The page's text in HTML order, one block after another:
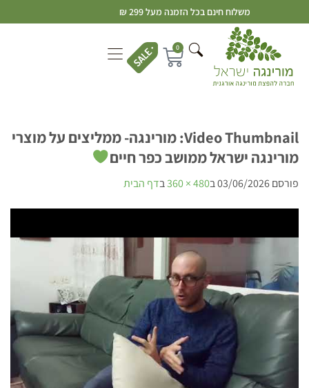
משלוח חינם בכל הזמנה מעל 299 ₪
0
Video Thumbnail: מורינגה- ממליצים על מוצרי
מורינגה ישראל ממושב כפר חיים
פורסם03/06/2026ב480 × 360 בדף הבית